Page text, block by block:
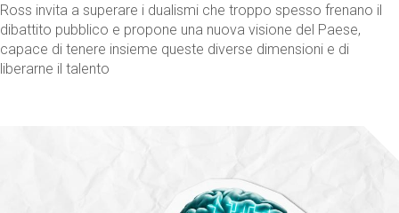
Ross invita a superare i dualismi che troppo spesso frenano il
dibattito pubblico e propone una nuova visione del Paese,
capace di tenere insieme queste diverse dimensioni e di
liberarne il talento